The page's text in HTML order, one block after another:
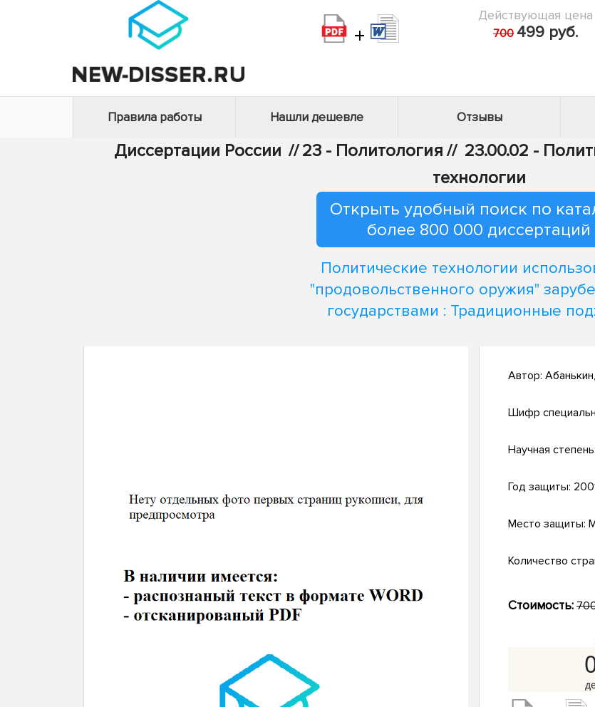
+
Действующая цена
700 499 руб.
Правила работы Нашли дешевле Отзывы
Диссертации России // 23 - Политология // 23.00.02 -
технологии
Открыть удобный поиск по
более 800 000 диссертаций
Политические технологии
"продовольственного оружия"
государствами : Традиционные
Автор:
Шифр
Научная степень:
Год защиты:
Место защиты:
Количество
Стоимость: